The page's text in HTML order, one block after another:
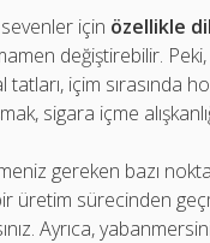
için özellikle
değiştirebilir.
içim sırasında
sigara içme
gereken bazı
üretim sürecinden
Ayrıca,